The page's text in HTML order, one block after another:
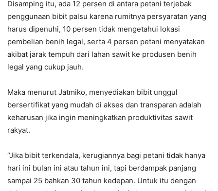
Disamping itu, ada 12 persen di antara petani terjebak
penggunaan bibit palsu karena rumitnya persyaratan yang
harus dipenuhi, 10 persen tidak mengetahui lokasi
pembelian benih legal, serta 4 persen petani menyatakan
akibat jarak tempuh dari lahan sawit ke produsen benih
legal yang cukup jauh.
Maka menurut Jatmiko, menyediakan bibit unggul
bersertifikat yang mudah di akses dan transparan adalah
keharusan jika ingin meningkatkan produktivitas sawit
rakyat.
“Jika bibit terkendala, kerugiannya bagi petani tidak hanya
hari ini bulan ini atau tahun ini, tapi berdampak panjang
sampai 25 bahkan 30 tahun kedepan. Untuk itu dengan